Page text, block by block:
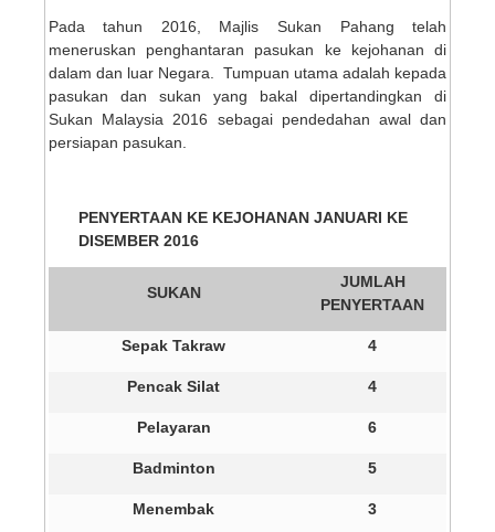
Pada tahun 2016, Majlis Sukan Pahang telah
meneruskan penghantaran pasukan ke kejohanan di
dalam dan luar Negara. Tumpuan utama adalah kepada
pasukan dan sukan yang bakal dipertandingkan di
Sukan Malaysia 2016 sebagai pendedahan awal dan
persiapan pasukan.
PENYERTAAN KE KEJOHANAN JANUARI KE
DISEMBER 2016
SUKAN
JUMLAH
PENYERTAAN
Sepak Takraw 4
Pencak Silat 4
Pelayaran 6
Badminton 5
Menembak 3